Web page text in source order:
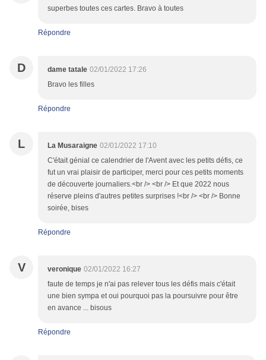
superbes toutes ces cartes. Bravo à toutes
Répondre
D dame tatale 02/01/2022 17:26
Bravo les filles
Répondre
L La Musaraigne 02/01/2022 17:10
C'était génial ce calendrier de l'Avent avec les petits défis, ce
fut un vrai plaisir de participer, merci pour ces petits moments
de découverte journaliers.<br /> <br /> Et que 2022 nous
réserve pleins d'autres petites surprises !<br /> <br /> Bonne
soirée, bises
Répondre
V veronique 02/01/2022 16:27
faute de temps je n'ai pas relever tous les défis mais c'était
une bien sympa et oui pourquoi pas la poursuivre pour être
en avance ... bisous
Répondre